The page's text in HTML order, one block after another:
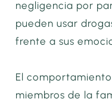
negligencia por
pueden usar
frente a sus
El
miembros de la